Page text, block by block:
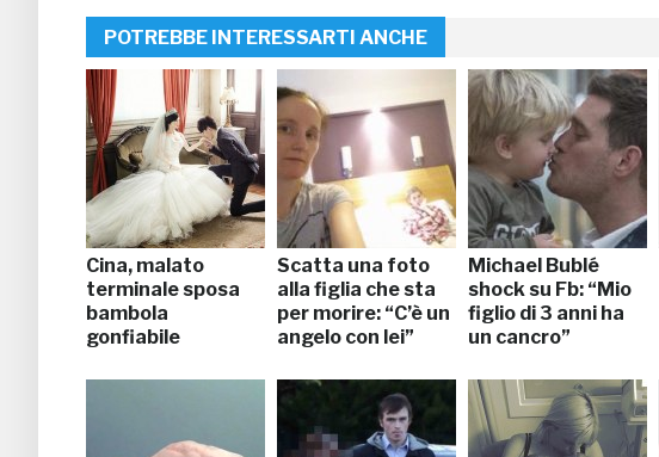
POTREBBE INTERESSARTI ANCHE
Cina, malato
terminale sposa
bambola
gonfiabile
Scatta una foto
alla figlia che sta
per morire: “C’è un
angelo con lei”
Michael Bublé
shock su Fb: “Mio
figlio di 3 anni ha
un cancro”